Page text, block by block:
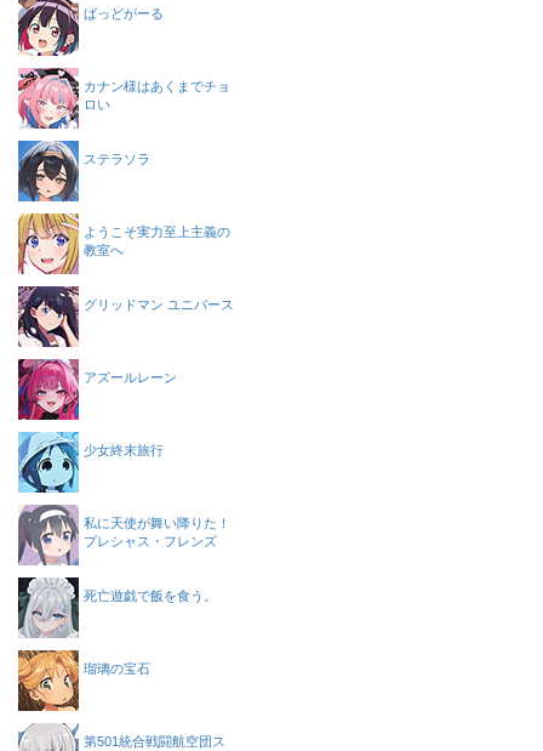
ばっどがーる
カナン様はあくまでチョ
ロい
ステラソラ
ようこそ実力至上主義の
教室へ
グリッドマン ユニバース
アズールレーン
少女終末旅行
私に天使が舞い降りた！
プレシャス・フレンズ
死亡遊戯で飯を食う。
瑠璃の宝石
第501統合戦闘航空団ス